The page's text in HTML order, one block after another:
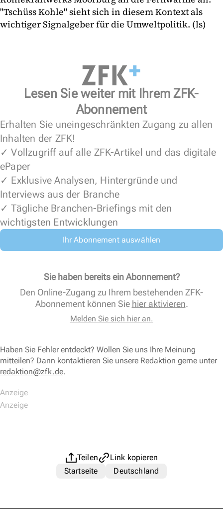
"Tschüss Kohle" sieht sich in diesem Kontext als
wichtiger Signalgeber für die Umweltpolitik. (ls)
Lesen Sie weiter mit Ihrem ZFK-
Abonnement
Erhalten Sie uneingeschränkten Zugang zu allen
Inhalten der ZFK!
✓ Vollzugriff auf alle ZFK-Artikel und das digitale
ePaper
✓ Exklusive Analysen, Hintergründe und
Interviews aus der Branche
✓ Tägliche Branchen-Briefings mit den
wichtigsten Entwicklungen
Ihr Abonnement auswählen
Sie haben bereits ein Abonnement?
Den Online-Zugang zu Ihrem bestehenden ZFK-
Abonnement können Sie hier aktivieren.
Melden Sie sich hier an.
Haben Sie Fehler entdeckt? Wollen Sie uns Ihre Meinung
mitteilen? Dann kontaktieren Sie unsere Redaktion gerne unter
redaktion@zfk.de.
Teilen
Link kopieren
Startseite
Deutschland